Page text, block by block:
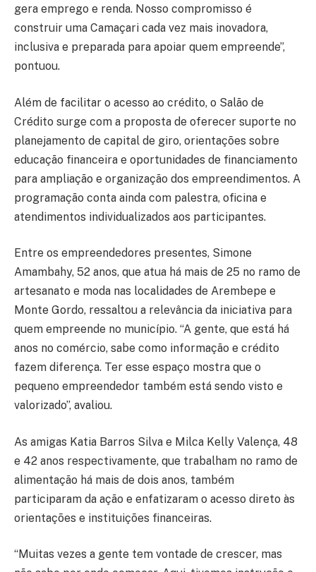
gera emprego e renda. Nosso compromisso é
construir uma Camaçari cada vez mais inovadora,
inclusiva e preparada para apoiar quem empreende”,
pontuou.
Além de facilitar o acesso ao crédito, o Salão de
Crédito surge com a proposta de oferecer suporte no
planejamento de capital de giro, orientações sobre
educação financeira e oportunidades de financiamento
para ampliação e organização dos empreendimentos. A
programação conta ainda com palestra, oficina e
atendimentos individualizados aos participantes.
Entre os empreendedores presentes, Simone
Amambahy, 52 anos, que atua há mais de 25 no ramo de
artesanato e moda nas localidades de Arembepe e
Monte Gordo, ressaltou a relevância da iniciativa para
quem empreende no município. “A gente, que está há
anos no comércio, sabe como informação e crédito
fazem diferença. Ter esse espaço mostra que o
pequeno empreendedor também está sendo visto e
valorizado”, avaliou.
As amigas Katia Barros Silva e Milca Kelly Valença, 48
e 42 anos respectivamente, que trabalham no ramo de
alimentação há mais de dois anos, também
participaram da ação e enfatizaram o acesso direto às
orientações e instituições financeiras.
“Muitas vezes a gente tem vontade de crescer, mas